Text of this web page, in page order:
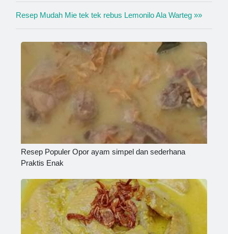
Resep Mudah Mie tek tek rebus Lemonilo Ala Warteg »»
Resep Populer Opor ayam simpel dan sederhana
Praktis Enak